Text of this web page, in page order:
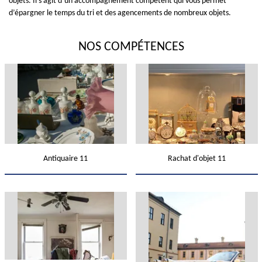
d’épargner le temps du tri et des agencements de nombreux objets.
NOS COMPÉTENCES
Antiquaire 11 Rachat d'objet 11